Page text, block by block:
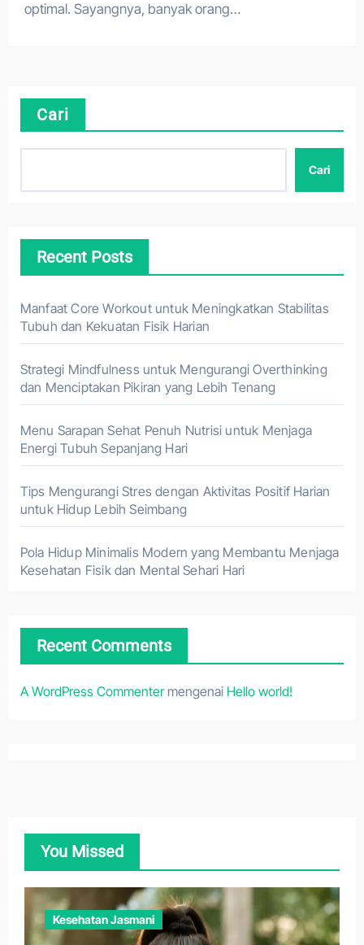
optimal. Sayangnya, banyak orang…
Cari
Cari
Recent Posts
Manfaat Core Workout untuk Meningkatkan Stabilitas
Tubuh dan Kekuatan Fisik Harian
Strategi Mindfulness untuk Mengurangi Overthinking
dan Menciptakan Pikiran yang Lebih Tenang
Menu Sarapan Sehat Penuh Nutrisi untuk Menjaga
Energi Tubuh Sepanjang Hari
Tips Mengurangi Stres dengan Aktivitas Positif Harian
untuk Hidup Lebih Seimbang
Pola Hidup Minimalis Modern yang Membantu Menjaga
Kesehatan Fisik dan Mental Sehari Hari
Recent Comments
A WordPress Commentermengenai Hello world!
You Missed
Kesehatan Jasmani